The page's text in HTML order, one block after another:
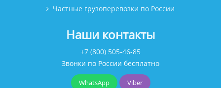
Частные грузоперевозки по России
Наши контакты
+7 (800) 505-46-85
Звонки по России бесплатно
WhatsApp Viber